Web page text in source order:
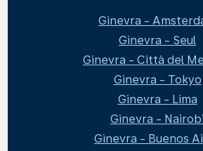
Ginevra -
Ginevra - Seul
Ginevra - Città del
Ginevra - Tokyo
Ginevra - Lima
Ginevra - Nairobi
Ginevra - Buenos